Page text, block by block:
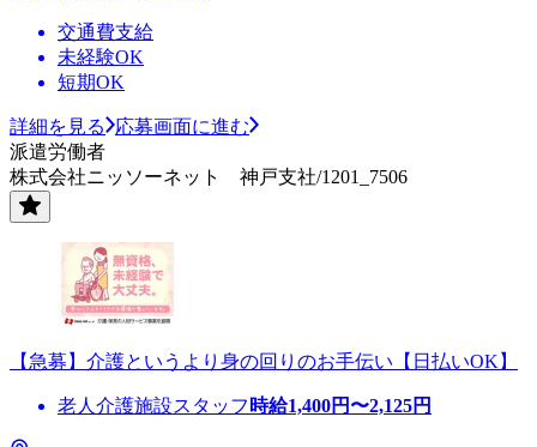
交通費支給
未経験OK
短期OK
詳細を見る
応募画面に進む
派遣労働者
株式会社ニッソーネット 神戸支社/1201_7506
【急募】介護というより身の回りのお手伝い【日払いOK】
老人介護施設スタッフ 時給1,400円〜2,125円